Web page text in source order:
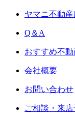
ヤマニ不動産
Q＆A
おすすめ不動
会社概要
お問い合わせ
ご相談・来店